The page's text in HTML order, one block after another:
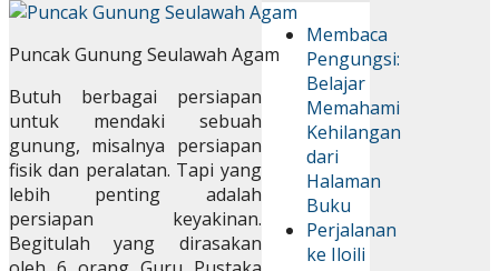
Membaca
Pengungsi:
Belajar
Memahami
Kehilangan
dari
Halaman
Buku
Perjalanan
ke Iloili
Puncak Gunung Seulawah Agam
Butuh berbagai persiapan
untuk mendaki sebuah
gunung, misalnya persiapan
fisik dan peralatan. Tapi yang
lebih penting adalah
persiapan keyakinan.
Begitulah yang dirasakan